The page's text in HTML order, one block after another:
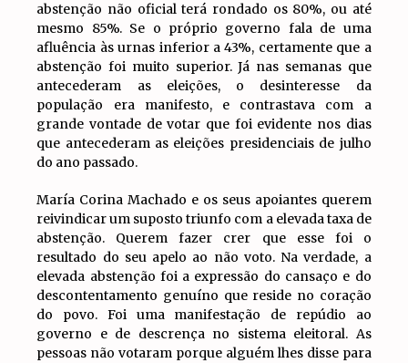
abstenção não oficial terá rondado os 80%, ou até
mesmo 85%. Se o próprio governo fala de uma
afluência às urnas inferior a 43%, certamente que a
abstenção foi muito superior. Já nas semanas que
antecederam as eleições, o desinteresse da
população era manifesto, e contrastava com a
grande vontade de votar que foi evidente nos dias
que antecederam as eleições presidenciais de julho
do ano passado.
María Corina Machado e os seus apoiantes querem
reivindicar um suposto triunfo com a elevada taxa de
abstenção. Querem fazer crer que esse foi o
resultado do seu apelo ao não voto. Na verdade, a
elevada abstenção foi a expressão do cansaço e do
descontentamento genuíno que reside no coração
do povo. Foi uma manifestação de repúdio ao
governo e de descrença no sistema eleitoral. As
pessoas não votaram porque alguém lhes disse para